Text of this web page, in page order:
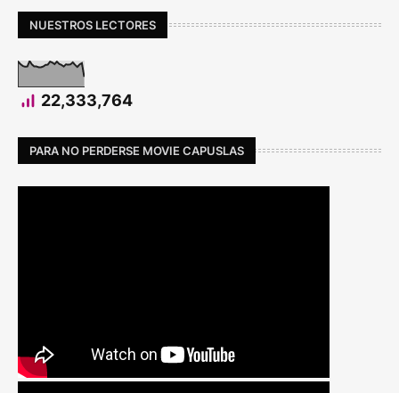
NUESTROS LECTORES
22,333,764
PARA NO PERDERSE MOVIE CAPUSLAS